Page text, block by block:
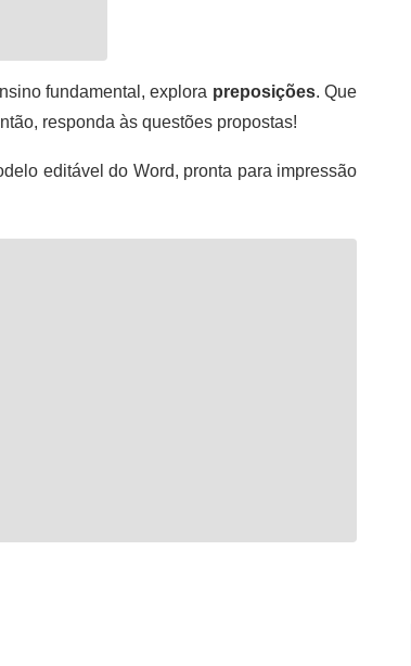
fundamental, explora preposições. Que
responda às questões propostas!
editável do Word, pronta para impressão